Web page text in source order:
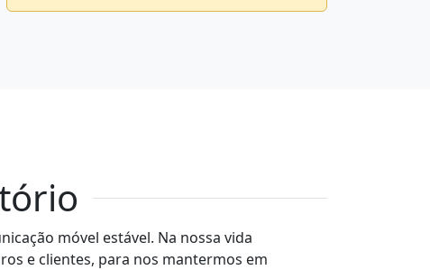
móvel estável. Na nossa vida
e clientes, para nos mantermos em